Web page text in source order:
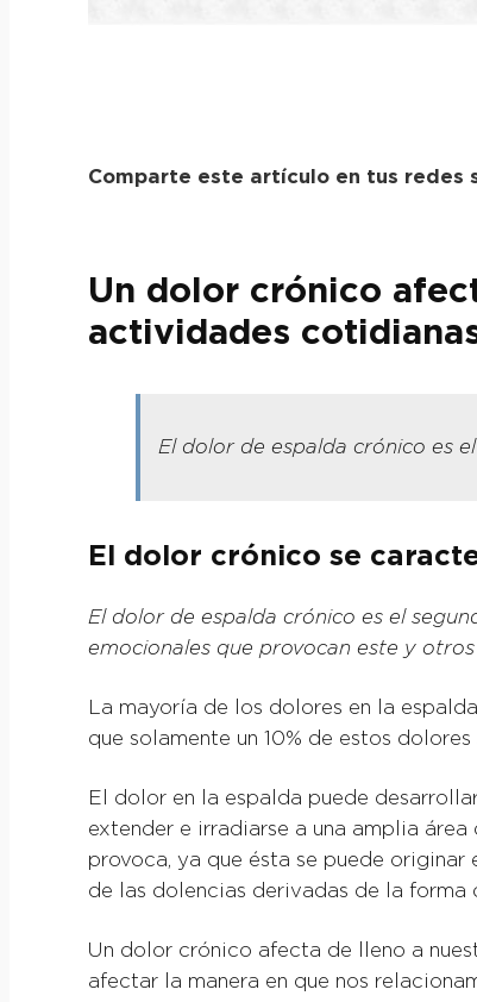
Comparte este artículo en tus redes
Un dolor crónico
actividades
El dolor de espalda crónico es
El dolor crónico se
El dolor de espalda crónico es el
emocionales que provocan este y
La mayoría de los dolores en la
que solamente un 10% de estos
El dolor en la espalda puede
extender e irradiarse a una amplia
provoca, ya que ésta se puede
de las dolencias derivadas de la forma
Un dolor crónico afecta de lleno a
afectar la manera en que nos